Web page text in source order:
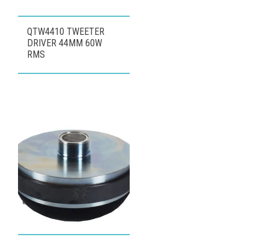
QTW4410 TWEETER
DRIVER 44MM 60W
RMS